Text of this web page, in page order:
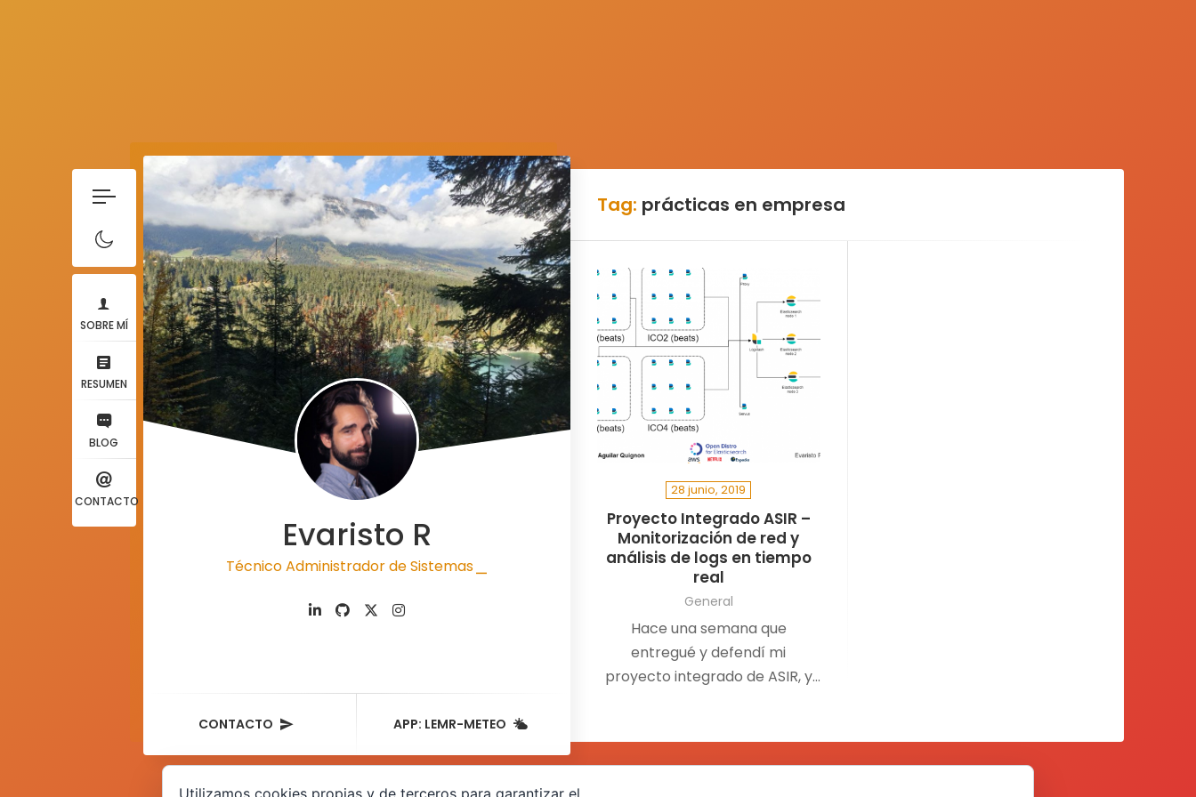
SOBRE MÍ
RESUMEN
BLOG
CONTACTO
Evaristo R
Técnico Administrador de Sistemas |
CONTACTO APP: LEMR-METEO
Tag: prácticas en empresa
28 junio, 2019
Proyecto Integrado ASIR –
Monitorización de red y
análisis de logs en tiempo
real
General
Hace una semana que
entregué y defendí mi
proyecto integrado de ASIR, y
Utilizamos cookies propias y de terceros para garantizar el